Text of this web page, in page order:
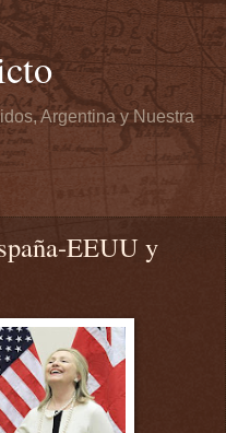
Argentina y Nuestra
EEUU y